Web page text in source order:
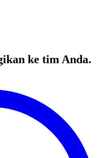
ke tim Anda.